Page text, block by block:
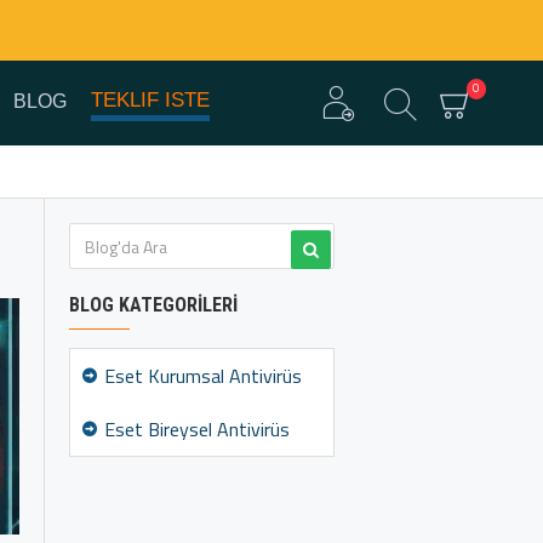
BLOG TEKLIF ISTE
0
BLOG KATEGORILERI
Eset Kurumsal Antivirüs
Eset Bireysel Antivirüs